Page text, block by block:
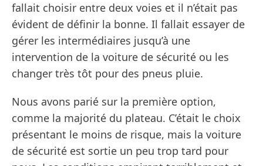
fallait choisir entre deux voies et il n’était pas
évident de définir la bonne. Il fallait essayer de
gérer les intermédiaires jusqu’à une
intervention de la voiture de sécurité ou les
changer très tôt pour des pneus pluie.
Nous avons parié sur la première option,
comme la majorité du plateau. C’était le choix
présentant le moins de risque, mais la voiture
de sécurité est sortie un peu trop tard pour